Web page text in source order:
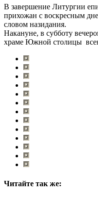
В завершение Литургии
прихожан с воскресным
словом назидания.
Накануне, в субботу
храме Южной столицы
Читайте так же: